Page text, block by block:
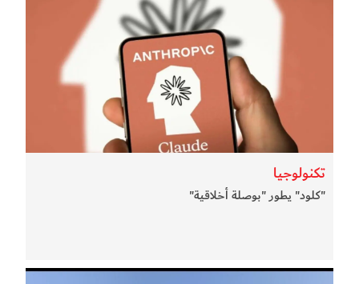
تكنولوجيا
"كلود" يطور "بوصلة أخلاقية"